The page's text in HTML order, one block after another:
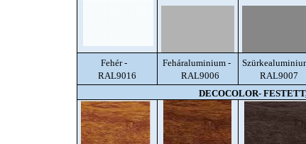
Fehér -
RAL9016
Feháraluminium -
RAL9006
RAL9007
DECOCOLOR-